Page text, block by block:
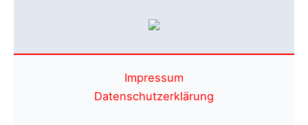
Impressum
Datenschutzerklärung